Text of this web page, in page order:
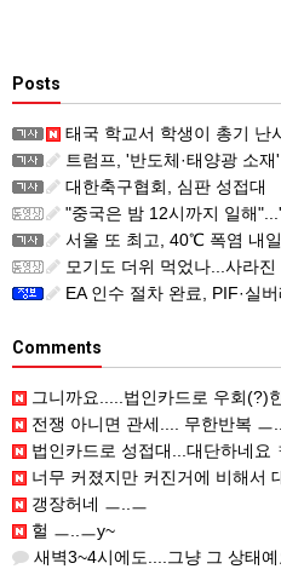
Posts
태국 학교서 학생이 총기
트럼프, '반도체·태양광 소재' 폴리실리
대한축구협회, 심판 성접대
"중국은 밤 12시까지 일해
서울 또 최고, 40℃ 폭염 내
모기도 더위 먹었나...사라진
EA 인수 절차 완료, PIF·실
Comments
그니까요.....법인카드로 우회(?)한
전쟁 아니면 관세.... 무한반복 ㅡ
법인카드로 성접대...대단하네요
너무 커졌지만 커진거에 비해서
갱장허네 ㅡ..ㅡ
헐 ㅡ..ㅡy~
새벽3~4시에도....그냥 그 상태예